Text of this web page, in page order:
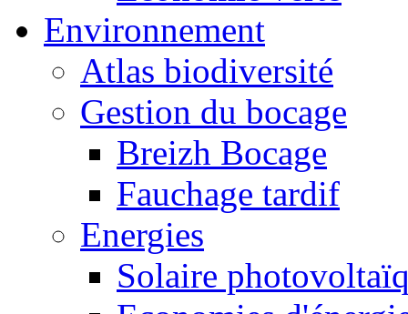
Environnement
Atlas biodiversité
Gestion du bocage
Breizh Bocage
Fauchage tardif
Energies
Solaire